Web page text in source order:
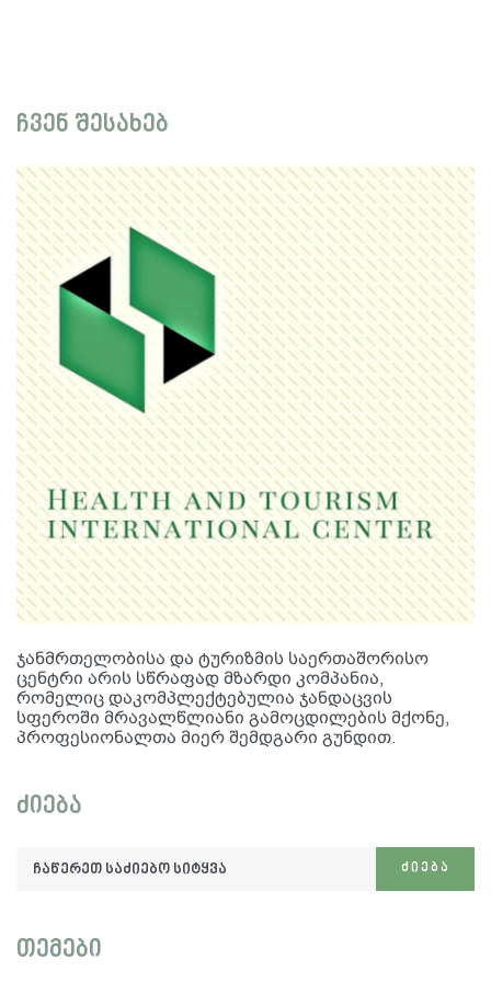
ჩვენ შესახებ
ჯანმრთელობისა და ტურიზმის საერთაშორისო
ცენტრი არის სწრაფად მზარდი კომპანია,
რომელიც დაკომპლექტებულია ჯანდაცვის
სფეროში მრავალწლიანი გამოცდილების მქონე,
პროფესიონალთა მიერ შემდგარი გუნდით.
ძიება
ჩაწერეთ
საძიებო
ᲫᲘᲔᲑᲐ
თემები